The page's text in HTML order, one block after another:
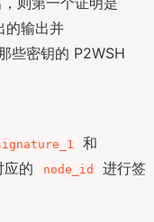
的输出并
些密钥的 P2WSH
和
应的 node_id
进行签